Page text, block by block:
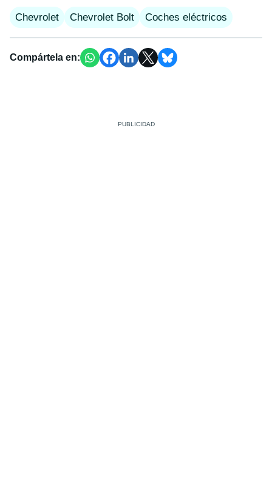
Chevrolet Chevrolet Bolt Coches eléctricos
Compártela en: